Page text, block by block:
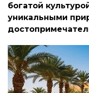
богатой
уникальными